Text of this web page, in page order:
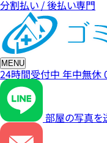
分割払い / 後払い専門
MENU
24時間受付中 年中無休
部屋の写真を